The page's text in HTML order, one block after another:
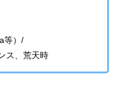
等）/
、荒天時